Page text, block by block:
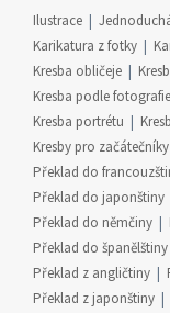
Ilustrace
Karikatura z fotky
Kresba obličeje
Kresba podle fotografie
Kresba portrétu
Kresby pro začátečníky
Překlad do
Překlad do japonštiny
Překlad do němčiny
Překlad do španělštiny
Překlad z angličtiny
Překlad z japonštiny